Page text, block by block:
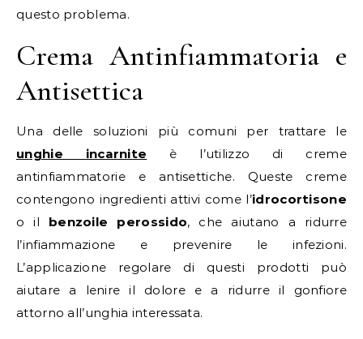
questo problema.
Crema Antinfiammatoria e
Antisettica
Una delle soluzioni più comuni per trattare le
unghie incarnite è l’utilizzo di creme
antinfiammatorie e antisettiche. Queste creme
contengono ingredienti attivi come l’idrocortisone
o il benzoile perossido, che aiutano a ridurre
l’infiammazione e prevenire le infezioni.
L’applicazione regolare di questi prodotti può
aiutare a lenire il dolore e a ridurre il gonfiore
attorno all’unghia interessata.